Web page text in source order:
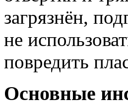
загрязнён,
не
повредить
Основные